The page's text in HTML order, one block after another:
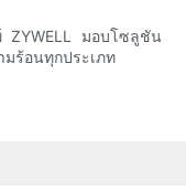
ZYWELL มอบโซลูชัน
มร้อนทุกประเภท